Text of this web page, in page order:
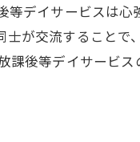
デイサービスは
が交流すること
課後等デイサービ